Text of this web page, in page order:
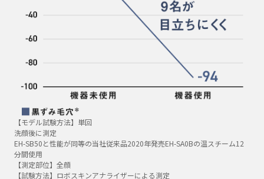
【モデル試験方法】単回
洗顔後に測定
EH-SB50と性能が同等の当社従来品2020年発売EH-SA0Bの温スチーム12
分間使用
【測定部位】全顔
【試験方法】ロボスキンアナライザーによる測定